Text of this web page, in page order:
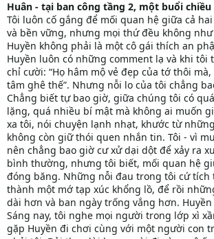
Huân - tại ban công tầng 2, một buổi
Tôi luôn cố gắng để mối quan hệ giữa cả
và bền vững, nhưng mọi thứ đều không
Huyền không phải là một cô gái thích an
Huyền luôn có những comment lạ và khi tôi
chỉ cười: “Họ hâm mộ vẻ đẹp của tớ thôi
tâm ghê thế”. Nhưng nỗi lo của tôi chẳng
Chẳng biết tự bao giờ, giữa chúng tôi có
lặng, quá nhiều bí mật mà không ai muốn
xa tôi, nói chuyện lạnh nhạt, khước từ
không còn giữ thói quen nhắn tin. Tôi - vì
nên chẳng bao giờ cư xử dại dột để xảy ra
bình thường, nhưng tôi biết, mối quan hệ
đóng băng. Những nỗi đau trong tôi cứ tích
thành một mớ tạp xúc khổng lồ, để rồi
dài hơn và ban ngày trống vắng hơn.
Sáng nay, tôi nghe mọi người trong lớp xì
gặp Huyền đi chơi cùng với một người con